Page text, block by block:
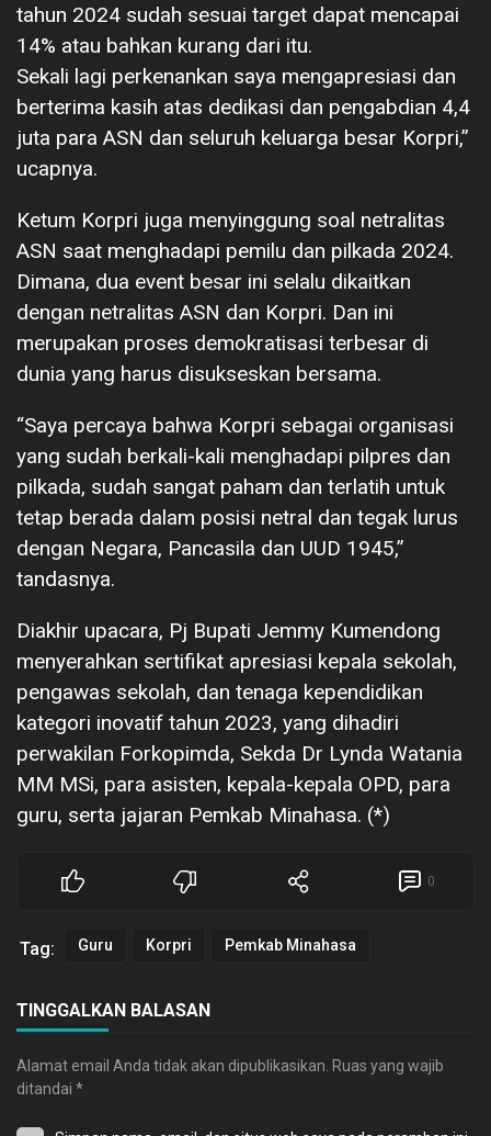
tahun 2024 sudah sesuai target dapat mencapai
14% atau bahkan kurang dari itu.
Sekali lagi perkenankan saya mengapresiasi dan
berterima kasih atas dedikasi dan pengabdian 4,4
juta para ASN dan seluruh keluarga besar Korpri,”
ucapnya.
Ketum Korpri juga menyinggung soal netralitas
ASN saat menghadapi pemilu dan pilkada 2024.
Dimana, dua event besar ini selalu dikaitkan
dengan netralitas ASN dan Korpri. Dan ini
merupakan proses demokratisasi terbesar di
dunia yang harus disukseskan bersama.
“Saya percaya bahwa Korpri sebagai organisasi
yang sudah berkali-kali menghadapi pilpres dan
pilkada, sudah sangat paham dan terlatih untuk
tetap berada dalam posisi netral dan tegak lurus
dengan Negara, Pancasila dan UUD 1945,”
tandasnya.
Diakhir upacara, Pj Bupati Jemmy Kumendong
menyerahkan sertifikat apresiasi kepala sekolah,
pengawas sekolah, dan tenaga kependidikan
kategori inovatif tahun 2023, yang dihadiri
perwakilan Forkopimda, Sekda Dr Lynda Watania
MM MSi, para asisten, kepala-kepala OPD, para
guru, serta jajaran Pemkab Minahasa. (*)
0
Tag: Guru Korpri Pemkab Minahasa
TINGGALKAN BALASAN
Alamat email Anda tidak akan dipublikasikan. Ruas yang wajib
ditandai *